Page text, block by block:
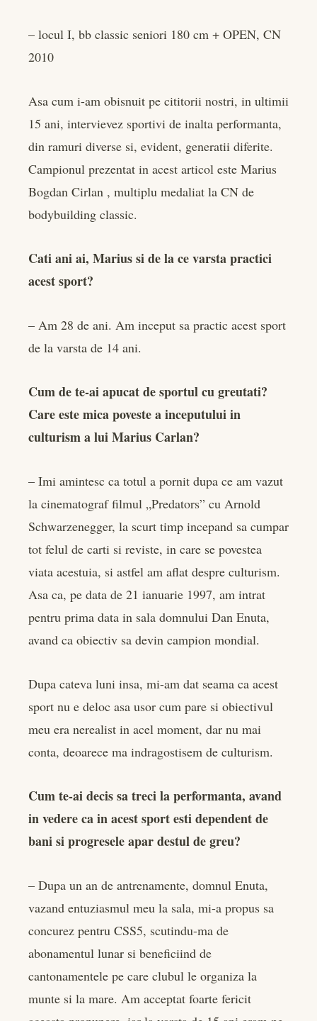
– locul I, bb classic seniori 180 cm + OPEN, CN
2010
Asa cum i-am obisnuit pe cititorii nostri, in ultimii
15 ani, intervievez sportivi de inalta performanta,
din ramuri diverse si, evident, generatii diferite.
Campionul prezentat in acest articol este Marius
Bogdan Cirlan , multiplu medaliat la CN de
bodybuilding classic.
Cati ani ai, Marius si de la ce varsta practici
acest sport?
– Am 28 de ani. Am inceput sa practic acest sport
de la varsta de 14 ani.
Cum de te-ai apucat de sportul cu greutati?
Care este mica poveste a inceputului in
culturism a lui Marius Carlan?
– Imi amintesc ca totul a pornit dupa ce am vazut
la cinematograf filmul „Predators” cu Arnold
Schwarzenegger, la scurt timp incepand sa cumpar
tot felul de carti si reviste, in care se povestea
viata acestuia, si astfel am aflat despre culturism.
Asa ca, pe data de 21 ianuarie 1997, am intrat
pentru prima data in sala domnului Dan Enuta,
avand ca obiectiv sa devin campion mondial.
Dupa cateva luni insa, mi-am dat seama ca acest
sport nu e deloc asa usor cum pare si obiectivul
meu era nerealist in acel moment, dar nu mai
conta, deoarece ma indragostisem de culturism.
Cum te-ai decis sa treci la performanta, avand
in vedere ca in acest sport esti dependent de
bani si progresele apar destul de greu?
– Dupa un an de antrenamente, domnul Enuta,
vazand entuziasmul meu la sala, mi-a propus sa
concurez pentru CSS5, scutindu-ma de
abonamentul lunar si beneficiind de
cantonamentele pe care clubul le organiza la
munte si la mare. Am acceptat foarte fericit